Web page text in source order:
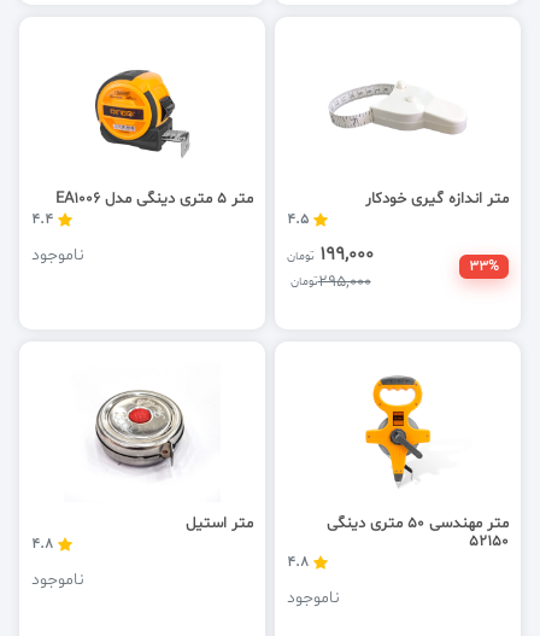
متر اندازه گیری خودکار
4.5
33%
199,000 تومان
295,000تومان
متر 5 متری دینگی مدل EA1006
4.4
ناموجود
متر مهندسی 50 متری دینگی
52150
4.8
ناموجود
متر استیل
4.8
ناموجود